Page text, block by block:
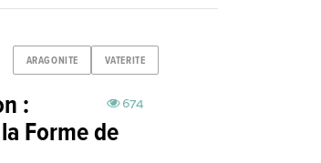
ARAGONITE VATERITE
674
:
Forme de